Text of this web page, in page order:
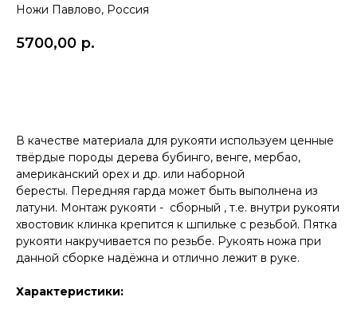
Ножи Павлово, Россия
5700,00 р.
В качестве материала для рукояти используем ценные
твёрдые породы дерева бубинго, венге, мербао,
американский орех и др. или наборной
бересты. Передняя гарда может быть выполнена из
латуни. Монтаж рукояти - сборный , т.е. внутри рукояти
хвостовик клинка крепится к шпильке с резьбой. Пятка
рукояти накручивается по резьбе. Рукоять ножа при
данной сборке надёжна и отлично лежит в руке.
Характеристики:
КОНТАКТЫ